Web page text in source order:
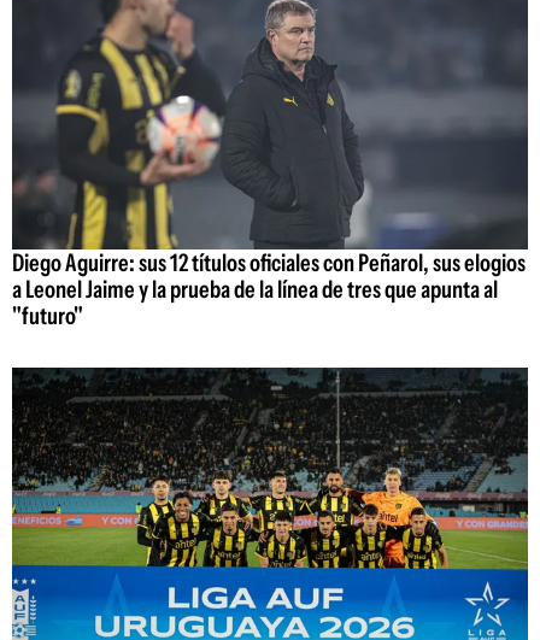
Diego Aguirre: sus 12 títulos oficiales con Peñarol, sus elogios
a Leonel Jaime y la prueba de la línea de tres que apunta al
"futuro"